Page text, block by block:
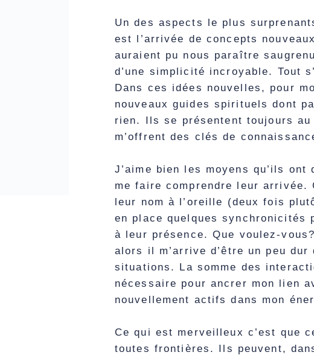
Un des aspects le plus
est l’arrivée de concepts
auraient pu nous paraître
d’une simplicité incroyable. Tout
Dans ces idées nouvelles, pour
nouveaux guides spirituels dont
rien. Ils se présentent toujours au
m’offrent des clés de
J’aime bien les moyens qu’ils ont
me faire comprendre leur arrivée.
leur nom à l’oreille (deux fois
en place quelques synchronicités
à leur présence. Que voulez-
alors il m’arrive d’être un peu dur
situations. La somme des
nécessaire pour ancrer mon lien
nouvellement actifs dans mon
Ce qui est merveilleux c’est que
toutes frontières. Ils peuvent,